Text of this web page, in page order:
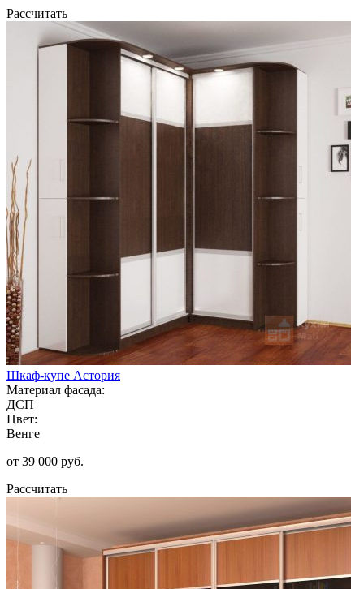
Рассчитать
Шкаф-купе Астория
Материал фасада:
ДСП
Цвет:
Венге
от 39 000 руб.
Рассчитать